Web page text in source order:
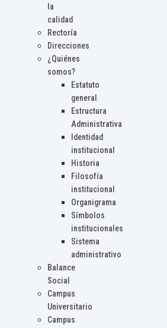
la
calidad
Rectoría
Direcciones
¿Quiénes
somos?
Estatuto
general
Estructura
Administrativa
Identidad
institucional
Historia
Filosofía
institucional
Organigrama
Símbolos
institucionales
Sistema
administrativo
Balance
Social
Campus
Universitario
Campus